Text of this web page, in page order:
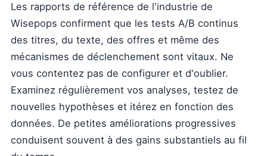
Les rapports de référence de l'industrie de
Wisepops confirment que les tests A/B continus
des titres, du texte, des offres et même des
mécanismes de déclenchement sont vitaux. Ne
vous contentez pas de configurer et d'oublier.
Examinez régulièrement vos analyses, testez de
nouvelles hypothèses et itérez en fonction des
données. De petites améliorations progressives
conduisent souvent à des gains substantiels au fil